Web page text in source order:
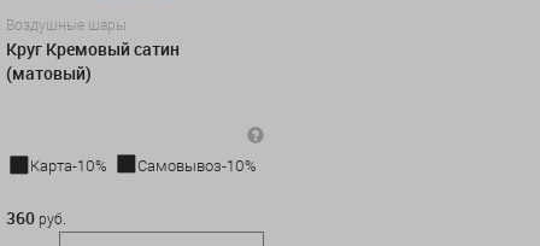
Воздушные шары
Круг Кремовый сатин
(матовый)
Карта-10%
Самовывоз-10%
360 руб.